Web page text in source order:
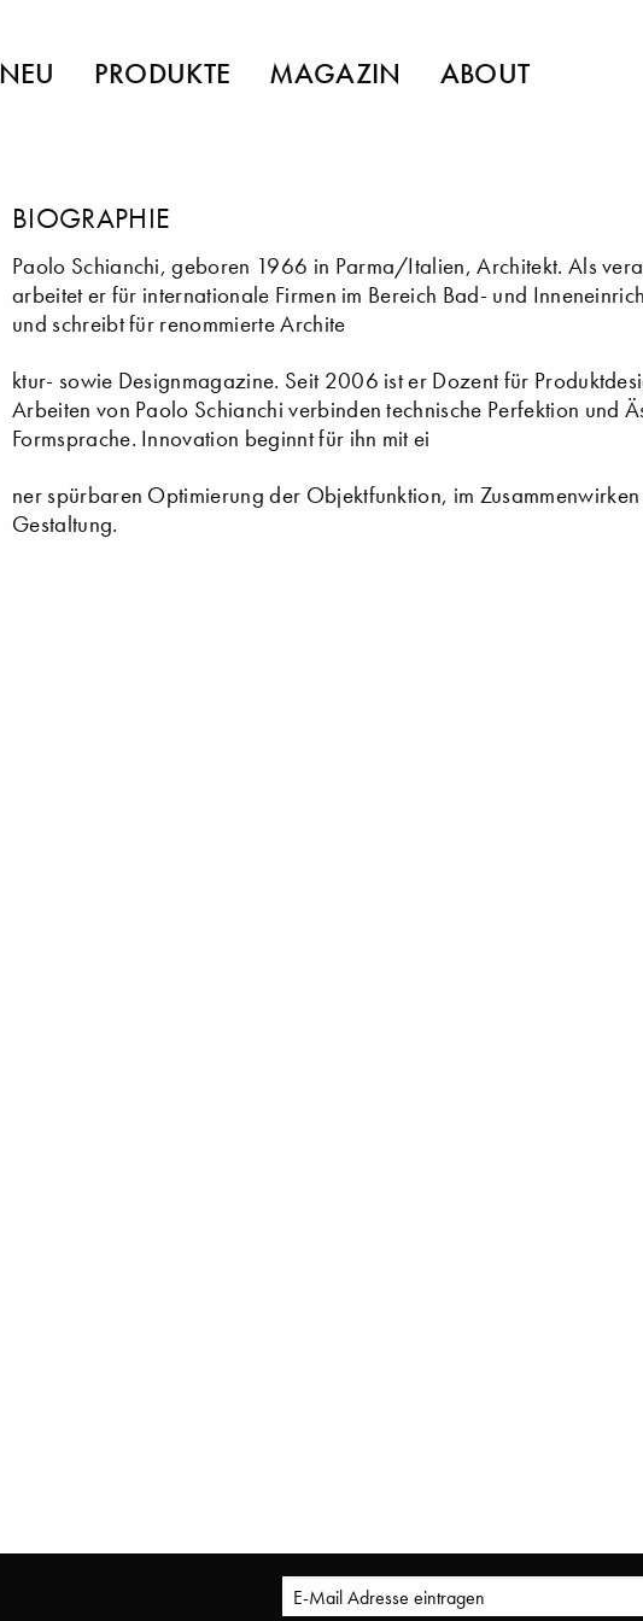
NEU PRODUKTE MAGAZIN ABOUT
BIOGRAPHIE
Paolo Schianchi, geboren 1966 in Parma/Italien, Architekt. Als
arbeitet er für internationale Firmen im Bereich Bad- und
und schreibt für renommierte Archite
ktur- sowie Designmagazine. Seit 2006 ist er Dozent für
Arbeiten von Paolo Schianchi verbinden technische Perfektion und
Formsprache. Innovation beginnt für ihn mit ei
ner spürbaren Optimierung der Objektfunktion, im
Gestaltung.